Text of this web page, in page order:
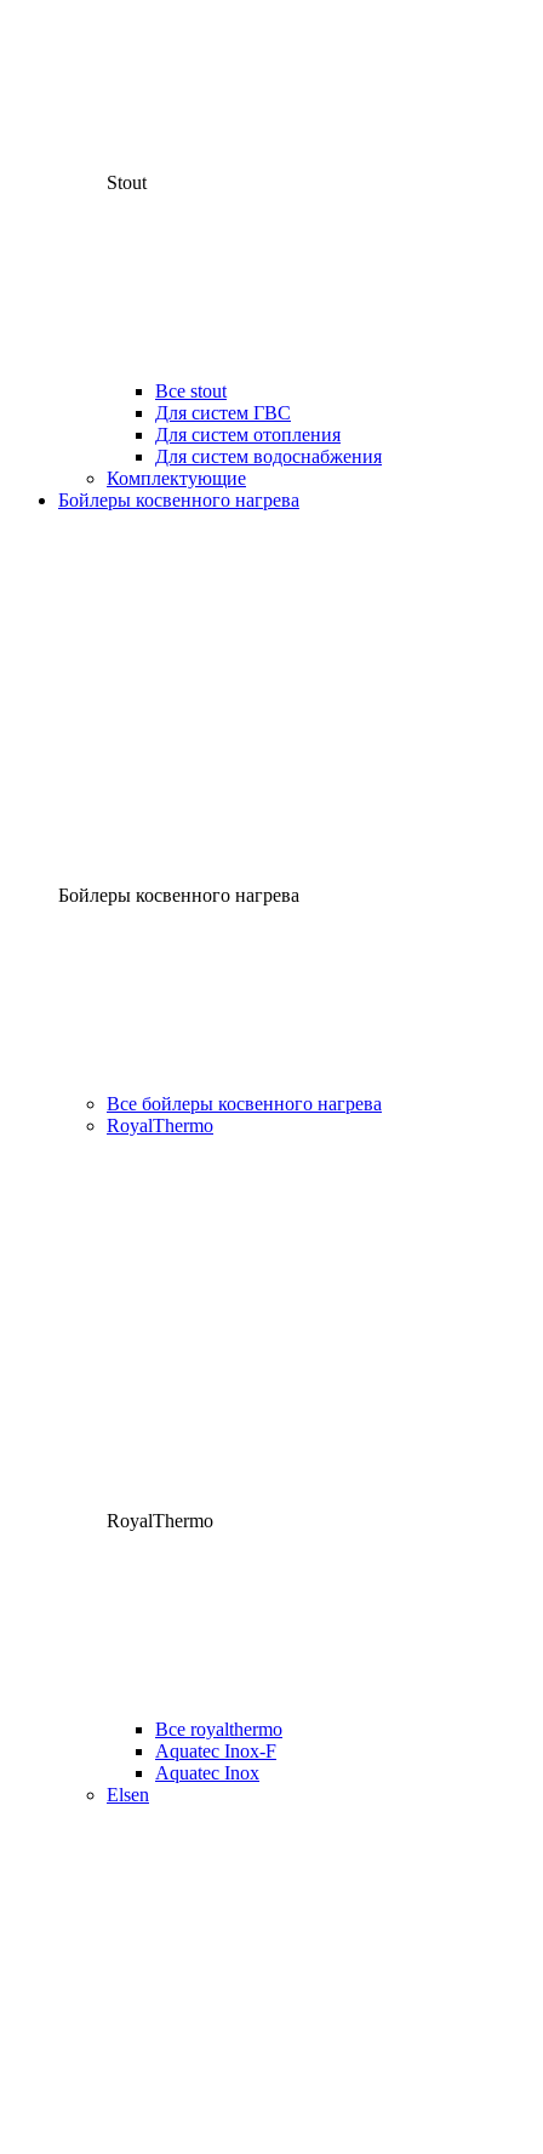
Stout
Все stout
Для систем ГВС
Для систем отопления
Для систем водоснабжения
Комплектующие
Бойлеры косвенного нагрева
Бойлеры косвенного нагрева
Все бойлеры косвенного нагрева
RoyalThermo
RoyalThermo
Все royalthermo
Aquatec Inox-F
Aquatec Inox
Elsen